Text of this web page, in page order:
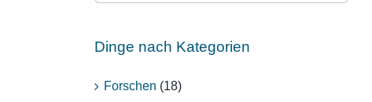
Dinge nach Kategorien
Forschen (18)